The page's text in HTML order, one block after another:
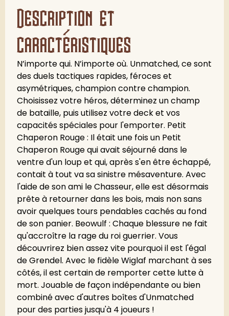
Description et
caractéristiques
N’importe qui. N’importe où. Unmatched, ce sont
des duels tactiques rapides, féroces et
asymétriques, champion contre champion.
Choisissez votre héros, déterminez un champ
de bataille, puis utilisez votre deck et vos
capacités spéciales pour l'emporter. Petit
Chaperon Rouge : Il était une fois un Petit
Chaperon Rouge qui avait séjourné dans le
ventre d'un loup et qui, après s'en être échappé,
contait à tout va sa sinistre mésaventure. Avec
l'aide de son ami le Chasseur, elle est désormais
prête à retourner dans les bois, mais non sans
avoir quelques tours pendables cachés au fond
de son panier. Beowulf : Chaque blessure ne fait
qu'accroître la rage du roi guerrier. Vous
découvrirez bien assez vite pourquoi il est l'égal
de Grendel. Avec le fidèle Wiglaf marchant à ses
côtés, il est certain de remporter cette lutte à
mort. Jouable de façon indépendante ou bien
combiné avec d'autres boîtes d'Unmatched
pour des parties jusqu'à 4 joueurs !